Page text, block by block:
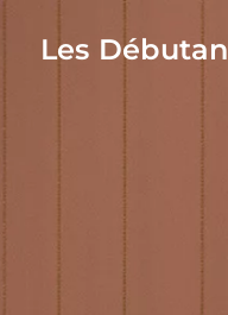
Les